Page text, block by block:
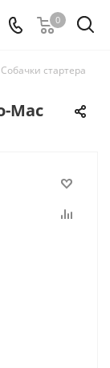
0
Собачки стартера
Mac